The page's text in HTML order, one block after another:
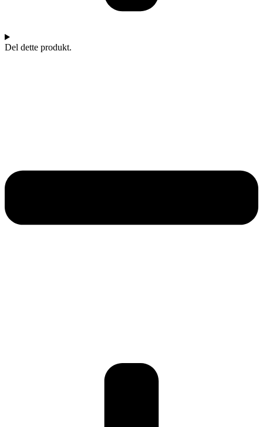
Del dette produkt.